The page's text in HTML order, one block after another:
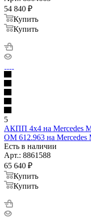
54 840 ₽
Купить
Купить
5
АКПП 4х4 на Mercedes
OM 612.963 на
Есть в наличии
Арт.: 8861588
65 640 ₽
Купить
Купить